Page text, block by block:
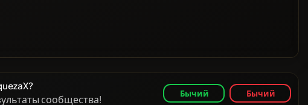
сообщества! Бычий Бычий